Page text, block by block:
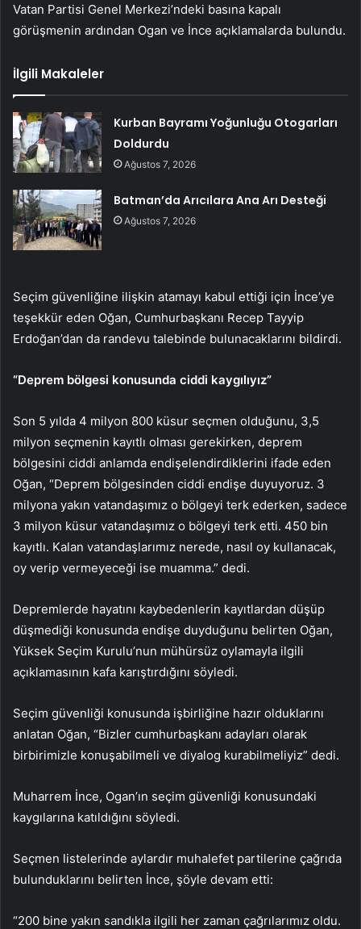
Vatan Partisi Genel Merkezi’ndeki basına kapalı
görüşmenin ardından Ogan ve İnce açıklamalarda bulundu.
İlgili Makaleler
Kurban Bayramı Yoğunluğu Otogarları
Doldurdu
Ağustos 7, 2026
Batman’da Arıcılara Ana Arı Desteği
Ağustos 7, 2026
Seçim güvenliğine ilişkin atamayı kabul ettiği için İnce’ye
teşekkür eden Oğan, Cumhurbaşkanı Recep Tayyip
Erdoğan’dan da randevu talebinde bulunacaklarını bildirdi.
“Deprem bölgesi konusunda ciddi kaygılıyız”
Son 5 yılda 4 milyon 800 küsur seçmen olduğunu, 3,5
milyon seçmenin kayıtlı olması gerekirken, deprem
bölgesini ciddi anlamda endişelendirdiklerini ifade eden
Oğan, “Deprem bölgesinden ciddi endişe duyuyoruz. 3
milyona yakın vatandaşımız o bölgeyi terk ederken, sadece
3 milyon küsur vatandaşımız o bölgeyi terk etti. 450 bin
kayıtlı. Kalan vatandaşlarımız nerede, nasıl oy kullanacak,
oy verip vermeyeceği ise muamma.” dedi.
Depremlerde hayatını kaybedenlerin kayıtlardan düşüp
düşmediği konusunda endişe duyduğunu belirten Oğan,
Yüksek Seçim Kurulu’nun mühürsüz oylamayla ilgili
açıklamasının kafa karıştırdığını söyledi.
Seçim güvenliği konusunda işbirliğine hazır olduklarını
anlatan Oğan, “Bizler cumhurbaşkanı adayları olarak
birbirimizle konuşabilmeli ve diyalog kurabilmeliyiz” dedi.
Muharrem İnce, Ogan’ın seçim güvenliği konusundaki
kaygılarına katıldığını söyledi.
Seçmen listelerinde aylardır muhalefet partilerine çağrıda
bulunduklarını belirten İnce, şöyle devam etti:
“200 bine yakın sandıkla ilgili her zaman çağrılarımız oldu.